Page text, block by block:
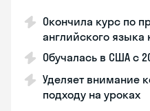
Окончила курс по
английского языка
Обучалась в США с
Уделяет внимание
подходу на уроках